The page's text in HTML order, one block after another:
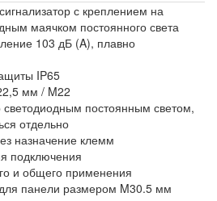
с креплением на
маячком постоянного света
103 дБ (A), плавно
IP65
мм / M22
постоянным светом,
отдельно
назначение клемм
подключения
и общего применения
панели размером M30.5 мм